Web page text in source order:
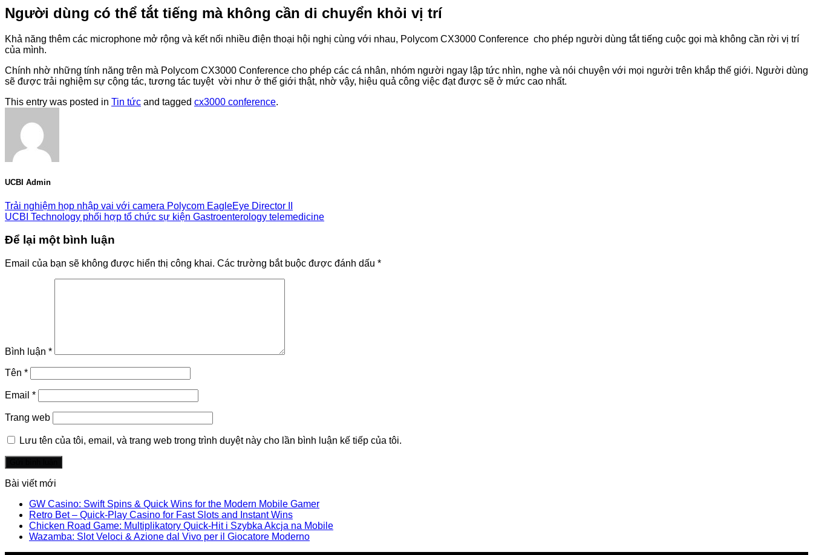
Người dùng có thể tắt tiếng mà không cần di chuyển khỏi vị trí
Khả năng thêm các microphone mở rộng và kết nối nhiều điện thoại hội nghị cùng với nhau, Polycom CX3000 Conference cho phép người dùng tắt tiếng cuộc gọi mà không cần rời vị trí
của mình.
Chính nhờ những tính năng trên mà Polycom CX3000 Conference cho phép các cá nhân, nhóm người ngay lập tức nhìn, nghe và nói chuyện với mọi người trên khắp thế giới. Người dùng
sẽ được trải nghiệm sự cộng tác, tương tác tuyệt vời như ở thế giới thật, nhờ vậy, hiệu quả công việc đạt được sẽ ở mức cao nhất.
This entry was posted in Tin tức and tagged cx3000 conference.
UCBI Admin
Trải nghiệm họp nhập vai với camera Polycom EagleEye Director II
UCBI Technology phối hợp tổ chức sự kiện Gastroenterology telemedicine
Để lại một bình luận
Email của bạn sẽ không được hiển thị công khai. Các trường bắt buộc được đánh dấu *
Bình luận *
Tên *
Email *
Trang web
Lưu tên của tôi, email, và trang web trong trình duyệt này cho lần bình luận kế tiếp của tôi.
Bài viết mới
GW Casino: Swift Spins & Quick Wins for the Modern Mobile Gamer
Retro Bet – Quick‑Play Casino for Fast Slots and Instant Wins
Chicken Road Game: Multiplikatory Quick‑Hit i Szybka Akcja na Mobile
Wazamba: Slot Veloci & Azione dal Vivo per il Giocatore Moderno